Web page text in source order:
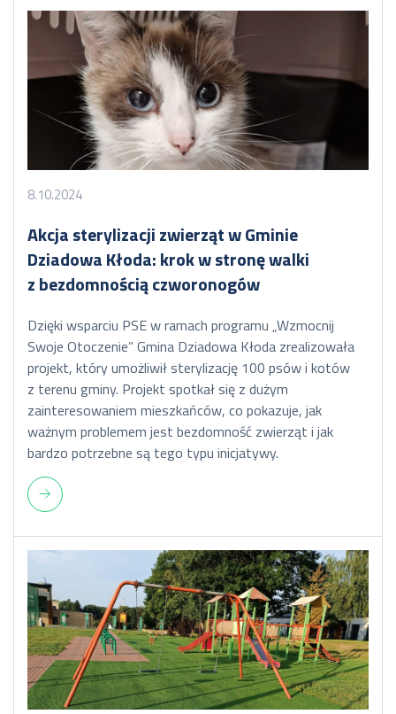
8.10.2024
Akcja sterylizacji zwierząt w Gminie
Dziadowa Kłoda: krok w stronę walki
z bezdomnością czworonogów
Dzięki wsparciu PSE w ramach programu „Wzmocnij
Swoje Otoczenie” Gmina Dziadowa Kłoda zrealizowała
projekt, który umożliwił sterylizację 100 psów i kotów
z terenu gminy. Projekt spotkał się z dużym
zainteresowaniem mieszkańców, co pokazuje, jak
ważnym problemem jest bezdomność zwierząt i jak
bardzo potrzebne są tego typu inicjatywy.